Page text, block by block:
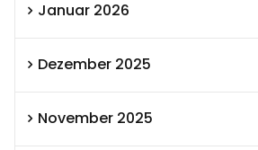
Januar 2026
Dezember 2025
November 2025